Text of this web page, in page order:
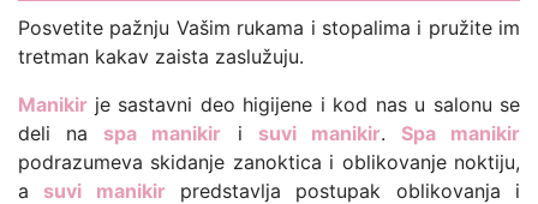
Posvetite pažnju Vašim rukama i stopalima i pružite im
tretman kakav zaista zaslužuju.
Manikir je sastavni deo higijene i kod nas u salonu se
deli na spa manikir i suvi manikir. Spa manikir
podrazumeva skidanje zanoktica i oblikovanje noktiju,
a suvi manikirpredstavlja postupak oblikovanja i